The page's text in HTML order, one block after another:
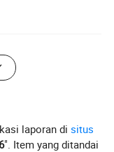
menit
laporan disitus
". Item yang ditandai